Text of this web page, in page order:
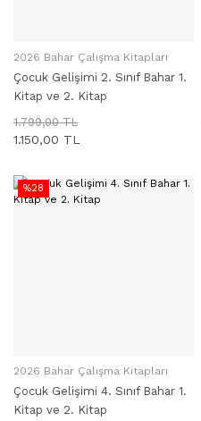
SEPETE EKLE
2026 Bahar Çalışma Kitapları
Çocuk Gelişimi 2. Sınıf Bahar 1.
Kitap ve 2. Kitap
1.799,00 TL
1.150,00 TL
%28
SEPETE EKLE
2026 Bahar Çalışma Kitapları
Çocuk Gelişimi 4. Sınıf Bahar 1.
Kitap ve 2. Kitap